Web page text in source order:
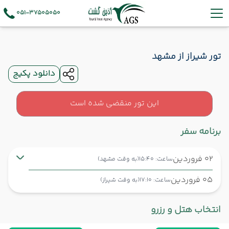
051-37505050
تور شیراز از مشهد
دانلود پکیج
این تور منقضی شده است
برنامه سفر
02 فروردین ساعت: 15:40 (به وقت مشهد)
05 فروردین ساعت: 17:10 (به وقت شیراز)
شروع سفر مشهد ,
انتخاب هتل و رزرو